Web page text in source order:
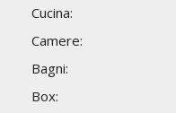
Cucina:
Camere:
Bagni:
Box: